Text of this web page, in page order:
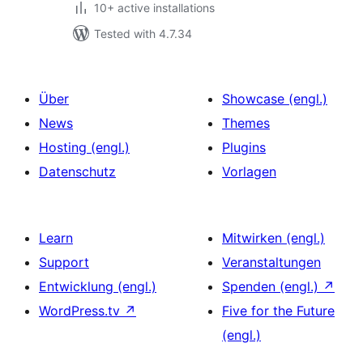
10+ active installations
Tested with 4.7.34
Über
News
Hosting (engl.)
Datenschutz
Showcase (engl.)
Themes
Plugins
Vorlagen
Learn
Support
Entwicklung (engl.)
WordPress.tv ↗
Mitwirken (engl.)
Veranstaltungen
Spenden (engl.) ↗
Five for the Future
(engl.)